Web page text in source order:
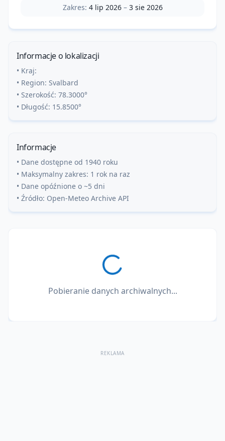
Zakres: 4 lip 2026– 3 sie 2026
Informacje o lokalizacji
• Kraj:
• Region: Svalbard
• Szerokość: 78.3000°
• Długość: 15.8500°
Informacje
• Dane dostępne od 1940 roku
• Maksymalny zakres: 1 rok na raz
• Dane opóźnione o ~5 dni
• Źródło: Open-Meteo Archive API
Pobieranie danych archiwalnych...
REKLAMA